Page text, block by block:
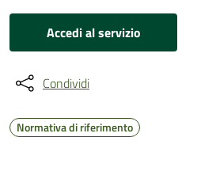
Accedi al servizio
Condividi
Normativa di riferimento